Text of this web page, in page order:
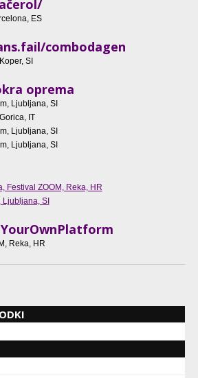
ES
combodagen
SI
oprema
Ljubljana, SI
IT
Ljubljana, SI
Ljubljana, SI
Festival ZOOM, Reka, HR
SI
Reka, HR